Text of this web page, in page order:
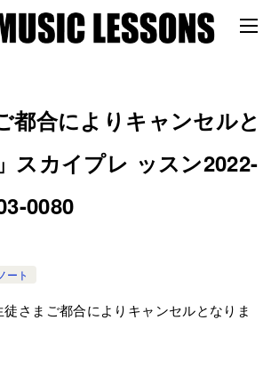
都合によりキャンセルと
スカイプレ ッスン2022-
­0080
ート
さまご都合によりキャンセルとなりま